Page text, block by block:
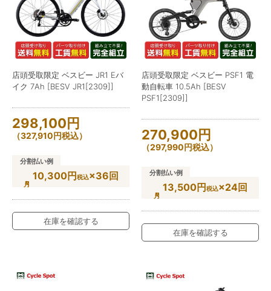
店頭受取限定 ベスビー JR1 Eバ
イク 7Ah [BESV JR1[2309]]
298,100円
（327,910円税込）
分割払い例
10,300円税込×36回
在庫を確認する
店頭受取限定 ベスビー PSF1 電
動自転車 10.5Ah [BESV
PSF1[2309]]
270,900円
（297,990円税込）
分割払い例
13,500円税込×24回
在庫を確認する